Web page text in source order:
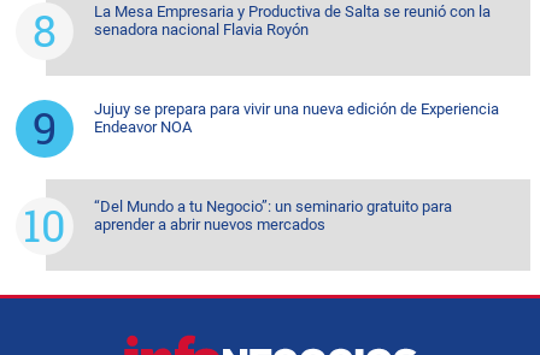
La Mesa Empresaria y Productiva de Salta se reunió con la
senadora nacional Flavia Royón
Jujuy se prepara para vivir una nueva edición de Experiencia
Endeavor NOA
“Del Mundo a tu Negocio”: un seminario gratuito para
aprender a abrir nuevos mercados